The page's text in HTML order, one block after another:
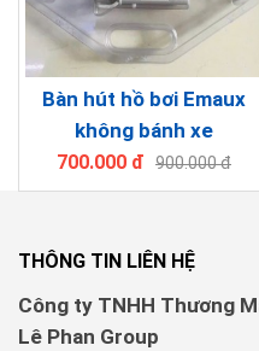
Bàn hút hồ bơi Emaux
không bánh xe
700.000 đ 900.000 đ
THÔNG TIN LIÊN HỆ
Công ty TNHH Thương
Lê Phan Group